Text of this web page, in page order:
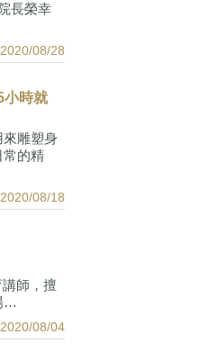
2020/08/28
長榮幸
時就
2020/08/18
雕塑身
常的精
2020/08/04
師，擅
…